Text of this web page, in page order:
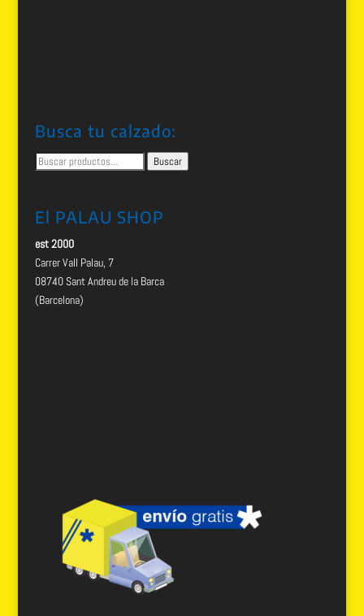
Busca tu calzado:
Buscar
Buscar
El PALAU SHOP
est 2000
Carrer Vall Palau, 7
08740 Sant Andreu de la Barca
(Barcelona)